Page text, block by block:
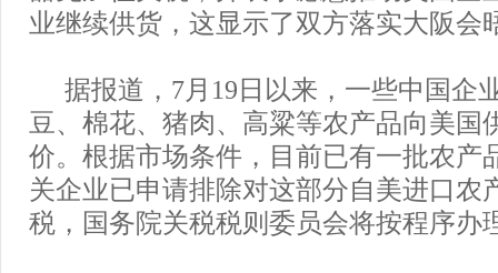
业继续供货，这显示了双方落实大阪会
据报道，7月19日以来，一些中国企
豆、棉花、猪肉、高粱等农产品向美国
价。根据市场条件，目前已有一批农产
关企业已申请排除对这部分自美进口农
税，国务院关税税则委员会将按程序办